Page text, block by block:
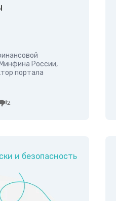
России,
портала
2
и безопасность